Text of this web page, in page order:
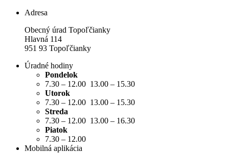
Adresa
Obecný úrad Topoľčianky
Hlavná 114
951 93 Topoľčianky
Úradné hodiny
Pondelok
7.30 – 12.00 13.00 – 15.30
Utorok
7.30 – 12.00 13.00 – 15.30
Streda
7.30 – 12.00 13.00 – 16.30
Piatok
7.30 – 12.00
Mobilná aplikácia